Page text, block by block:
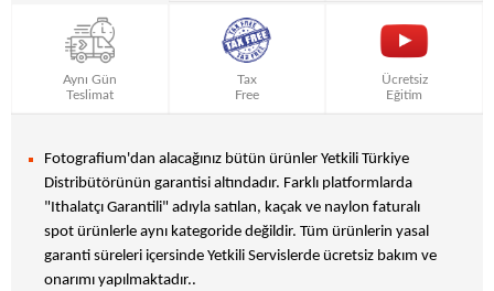
Aynı Gün
Teslimat
Tax
Free
Ücretsiz
Eğitim
Fotografium'dan alacağınız bütün ürünler Yetkili Türkiye
Distribütörünün garantisi altındadır. Farklı platformlarda
"Ithalatçı Garantili" adıyla satılan, kaçak ve naylon faturalı
spot ürünlerle aynı kategoride değildir. Tüm ürünlerin yasal
garanti süreleri içersinde Yetkili Servislerde ücretsiz bakım ve
onarımı yapılmaktadır..